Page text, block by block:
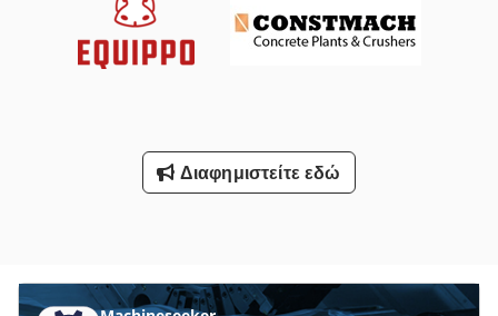
Διαφημιστείτε εδώ